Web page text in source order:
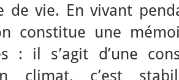
de vie. En vivant
constitue une
: il s’agit d’une
climat, c’est